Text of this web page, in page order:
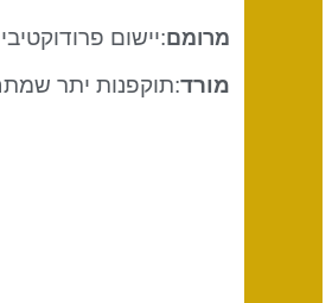
מרומם:יישום
מורד:תוקפנות יתר